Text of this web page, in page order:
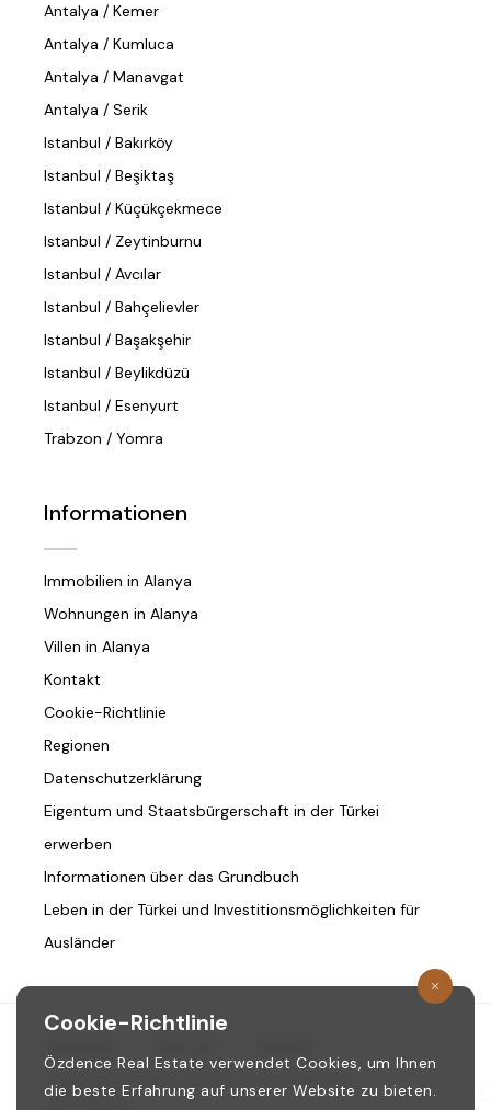
Antalya / Kemer
Antalya / Kumluca
Antalya / Manavgat
Antalya / Serik
Istanbul / Bakırköy
Istanbul / Beşiktaş
Istanbul / Küçükçekmece
Istanbul / Zeytinburnu
Istanbul / Avcılar
Istanbul / Bahçelievler
Istanbul / Başakşehir
Istanbul / Beylikdüzü
Istanbul / Esenyurt
Trabzon / Yomra
Informationen
Immobilien in Alanya
Wohnungen in Alanya
Villen in Alanya
Kontakt
Cookie-Richtlinie
Regionen
Datenschutzerklärung
Eigentum und Staatsbürgerschaft in der Türkei
erwerben
Informationen über das Grundbuch
Leben in der Türkei und Investitionsmöglichkeiten für
Ausländer
vorbehalten.
Cookie-Richtlinie
Özdence Real Estate verwendet Cookies, um Ihnen
die beste Erfahrung auf unserer Website zu bieten.